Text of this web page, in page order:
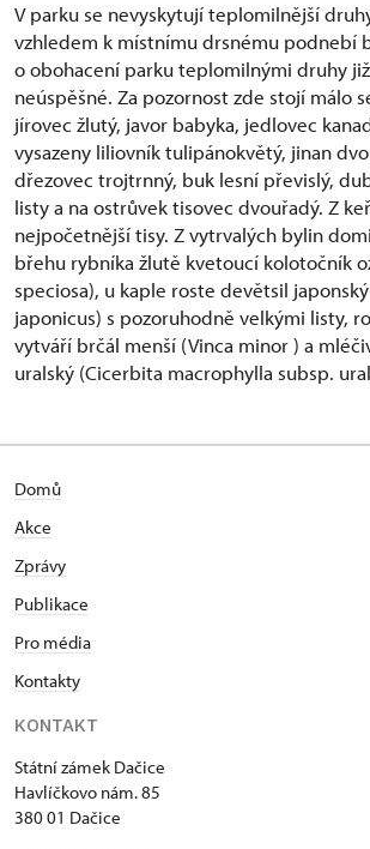
V parku se nevyskytují teplomilnější
vzhledem k místnímu drsnému podnebí
o obohacení parku teplomilnými druhy
neúspěšné. Za pozornost zde stojí málo
jírovec žlutý, javor babyka, jedlovec
vysazeny liliovník tulipánokvětý, jinan
dřezovec trojtrnný, buk lesní převislý,
listy a na ostrůvek tisovec dvouřadý. Z
nejpočetnější tisy. Z vytrvalých bylin
břehu rybníka žlutě kvetoucí kolotočník
speciosa), u kaple roste devětsil
japonicus) s pozoruhodně velkými listy,
vytváří brčál menší (Vinca minor ) a
uralský (Cicerbita macrophylla subsp.
Domů
Akce
Zprávy
Publikace
Pro média
Kontakty
KONTAKT
Státní zámek Dačice
Havlíčkovo nám. 85
380 01 Dačice